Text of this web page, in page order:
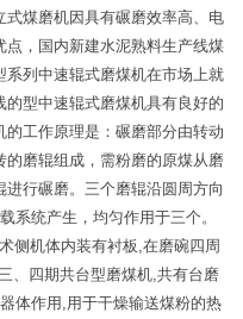
煤磨机因具有碾磨效率高、电
，国内新建水泥熟料生产线煤
列中速辊式磨煤机在市场上就
型中速辊式磨煤机具有良好的
工作原理是：碾磨部分由转动
磨辊组成，需粉磨的原煤从磨
行碾磨。三个磨辊沿圆周方向
系统产生，均匀作用于三个。
侧机体内装有衬板,在磨碗四周
、四期共台型磨煤机,共有台磨
体作用,用于干燥输送煤粉的热